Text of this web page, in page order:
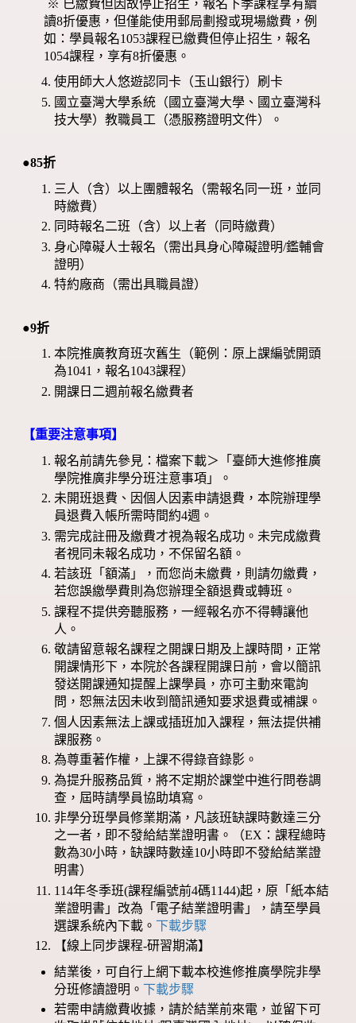
※ 已繳費但因故停止招生，報名下季課程享有續
讀8折優惠，但僅能使用郵局劃撥或現場繳費，例
如：學員報名1053課程已繳費但停止招生，報名
1054課程，享有8折優惠。
使用師大人悠遊認同卡（玉山銀行）刷卡
國立臺灣大學系統（國立臺灣大學、國立臺灣科
技大學）教職員工（憑服務證明文件）。
●85折
三人（含）以上團體報名（需報名同一班，並同
時繳費）
同時報名二班（含）以上者（同時繳費）
身心障礙人士報名（需出具身心障礙證明/鑑輔會
證明）
特約廠商（需出具職員證）
●9折
本院推廣教育班次舊生（範例：原上課編號開頭
為1041，報名1043課程）
開課日二週前報名繳費者
【重要注意事項】
報名前請先參見：檔案下載＞「臺師大進修推廣
學院推廣非學分班注意事項」。
未開班退費、因個人因素申請退費，本院辦理學
員退費入帳所需時間約4週。
需完成註冊及繳費才視為報名成功。未完成繳費
者視同未報名成功，不保留名額。
若該班「額滿」，而您尚未繳費，則請勿繳費，
若您誤繳學費則為您辦理全額退費或轉班。
課程不提供旁聽服務，一經報名亦不得轉讓他
人。
敬請留意報名課程之開課日期及上課時間，正常
開課情形下，本院於各課程開課日前，會以簡訊
發送開課通知提醒上課學員，亦可主動來電詢
問，恕無法因未收到簡訊通知要求退費或補課。
個人因素無法上課或插班加入課程，無法提供補
課服務。
為尊重著作權，上課不得錄音錄影。
為提升服務品質，將不定期於課堂中進行問卷調
查，屆時請學員協助填寫。
非學分班學員修業期滿，凡該班缺課時數達三分
之一者，即不發給結業證明書。（EX：課程總時
數為30小時，缺課時數達10小時即不發給結業證
明書）
114年冬季班(課程編號前4碼1144)起，原「紙本結
業證明書」改為「電子結業證明書」，請至學員
選課系統內下載。 下載步驟
【線上同步課程-研習期滿】
結業後，可自行上網下載本校進修推廣學院非學
分班修讀證明。 下載步驟
若需申請繳費收據，請於結業前來電，並留下可